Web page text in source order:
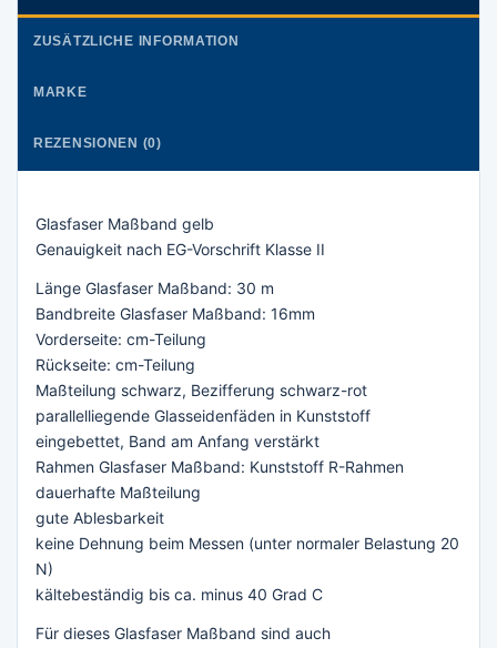
ZUSÄTZLICHE INFORMATION
MARKE
REZENSIONEN (0)
Glasfaser Maßband gelb
Genauigkeit nach EG-Vorschrift Klasse II
Länge Glasfaser Maßband: 30 m
Bandbreite Glasfaser Maßband: 16mm
Vorderseite: cm-Teilung
Rückseite: cm-Teilung
Maßteilung schwarz, Bezifferung schwarz-rot
parallelliegende Glasseidenfäden in Kunststoff
eingebettet, Band am Anfang verstärkt
Rahmen Glasfaser Maßband: Kunststoff R-Rahmen
dauerhafte Maßteilung
gute Ablesbarkeit
keine Dehnung beim Messen (unter normaler Belastung 20
N)
kältebeständig bis ca. minus 40 Grad C
Für dieses Glasfaser Maßband sind auch